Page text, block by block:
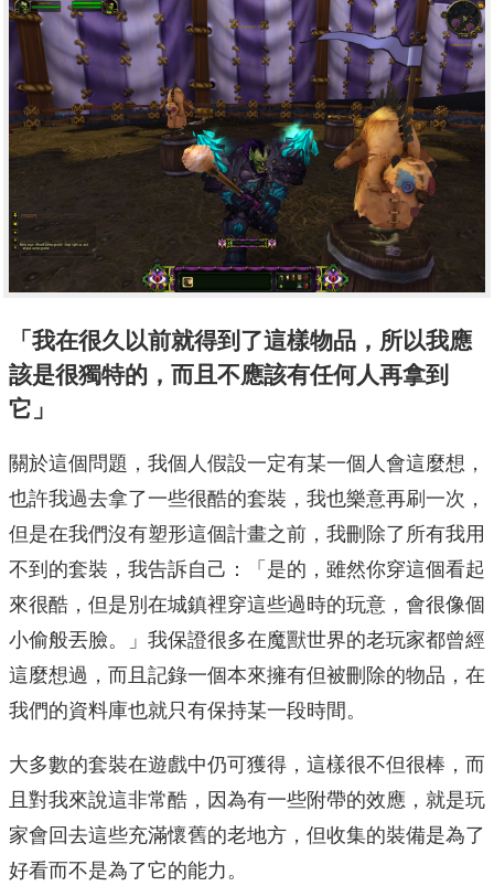
「我在很久以前就得到了這樣物品，所以我應
該是很獨特的，而且不應該有任何人再拿到
它」
關於這個問題，我個人假設一定有某一個人會這麼想，
也許我過去拿了一些很酷的套裝，我也樂意再刷一次，
但是在我們沒有塑形這個計畫之前，我刪除了所有我用
不到的套裝，我告訴自己：「是的，雖然你穿這個看起
來很酷，但是別在城鎮裡穿這些過時的玩意，會很像個
小偷般丟臉。」我保證很多在魔獸世界的老玩家都曾經
這麼想過，而且記錄一個本來擁有但被刪除的物品，在
我們的資料庫也就只有保持某一段時間。
大多數的套裝在遊戲中仍可獲得，這樣很不但很棒，而
且對我來說這非常酷，因為有一些附帶的效應，就是玩
家會回去這些充滿懷舊的老地方，但收集的裝備是為了
好看而不是為了它的能力。